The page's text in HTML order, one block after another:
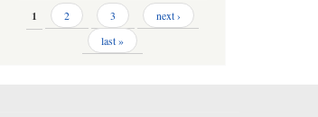
Pages
1 2 3
next ›
last »